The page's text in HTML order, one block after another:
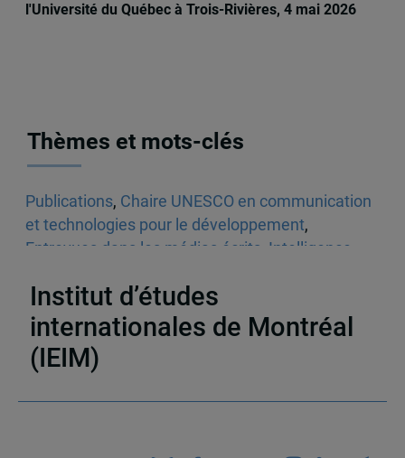
l'Université du Québec à Trois-Rivières, 4 mai 2026
Thèmes et mots-clés
Publications, Chaire UNESCO en communication
et technologies pour le développement,
Entrevues dans les médias écrits Intelligence
Institut d’études
internationales de Montréal
(IEIM)